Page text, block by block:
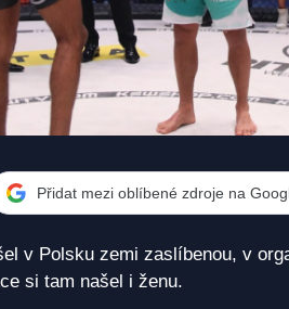
Přidat mezi oblíbené zdroje na
v Polsku zemi zaslíbenou, v
si tam našel i ženu.